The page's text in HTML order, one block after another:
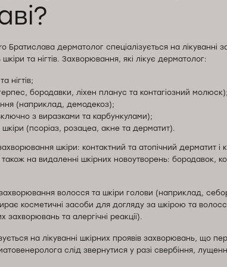
Братислава дерматолог спеціалізується на лікуванні
та нігтів. Захворювання, які лікує дерматолог:
нігтів;
бородавки, ліхен планус та контагіозний молюск);
(наприклад, демодекоз);
з виразками та карбункулами);
(псоріаз, розацеа, акне та дерматит).
шкіри: контактний та атопічний дерматит і
також на видаленні шкірних новоутворень: бородавок,
волосся та шкіри голови (наприклад,
косметичні засоби для догляду за шкірою та
захворювань та алергічні реакції).
на лікуванні шкірних проявів захворювань, що
слід звернутися у разі свербіння,